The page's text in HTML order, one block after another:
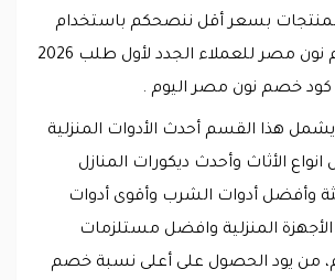
بسعر أقل ننصحكم باستخدام
أقوى كود خصم نون مصر للعملاء الجدد لأول طلب 2026
كود خصم نون مصر اليوم .
هذا القسم أحدث الأدوات المنزلية
الأثاث وأحدث ديكورات المنازل
وأفضل أدوات الشرب وأقوى أدوات
المنزلية وافضل مستلزمات
من يود الحصول على أعلى نسبة خصم